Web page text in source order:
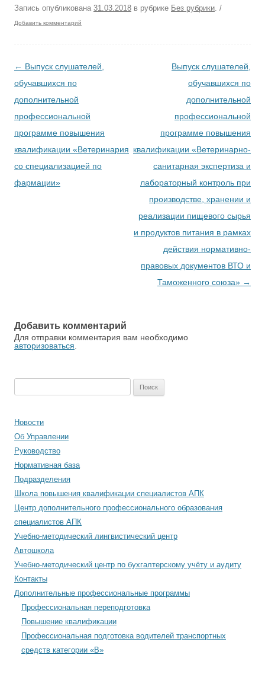
Запись опубликована 31.03.2018 в рубрике Без рубрики /
Добавить комментарий
Навигация по записям
← Выпуск слушателей,
обучавшихся по
дополнительной
профессиональной
программе повышения
квалификации «Ветеринария
со специализацией по
фармации»
Выпуск слушателей,
обучавшихся по
дополнительной
профессиональной
программе повышения
квалификации «Ветеринарно-
санитарная экспертиза и
лабораторный контроль при
производстве, хранении и
реализации пищевого сырья
и продуктов питания в рамках
действия нормативно-
правовых документов ВТО и
Таможенного союза» →
Добавить комментарий
Для отправки комментария вам необходимо
авторизоваться
Новости
Об Управлении
Руководство
Нормативная база
Подразделения
Школа повышения квалификации специалистов АПК
Центр дополнительного профессионального образования
специалистов АПК
Учебно-методический лингвистический центр
Автошкола
Учебно-методический центр по бухгалтерскому учёту и аудиту
Контакты
Дополнительные профессиональные программы
Профессиональная переподготовка
Повышение квалификации
Профессиональная подготовка водителей транспортных
средств категории «В»